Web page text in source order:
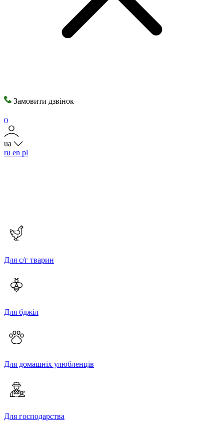
Замовити дзвінок
0
ua
ru en pl
Для с/г тварин
Для бджіл
Для домашніх улюбленців
Для господарства